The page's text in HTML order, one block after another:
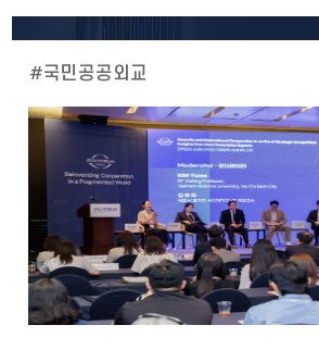
#국민공공외교